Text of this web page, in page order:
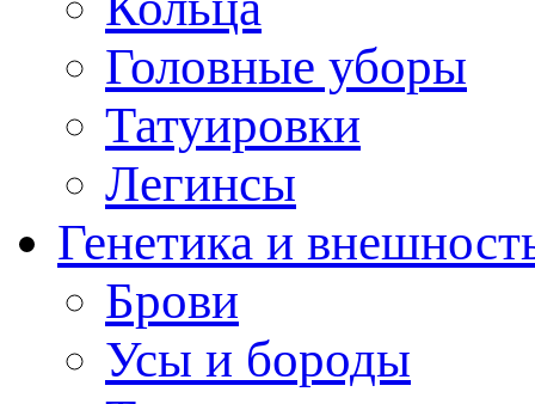
Головные уборы
Татуировки
Легинсы
Генетика и
Брови
Усы и бороды